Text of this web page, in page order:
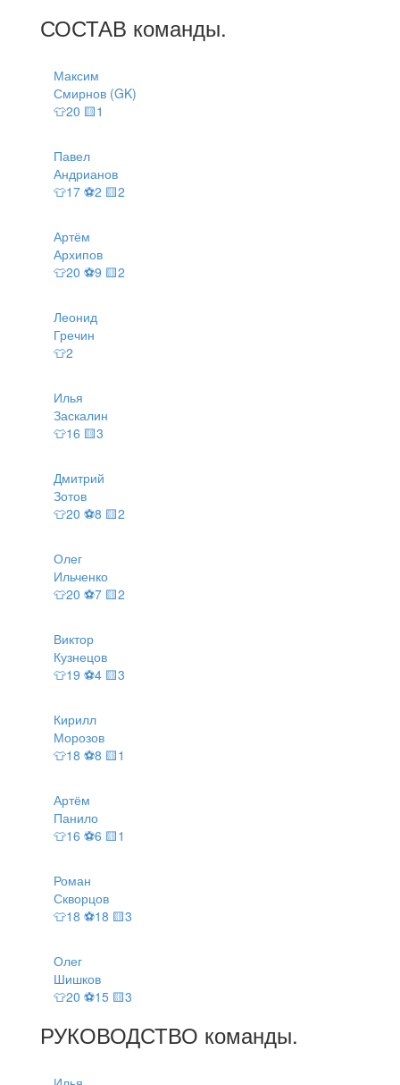
СОСТАВ команды.
Максим
Смирнов (GK)
👕20 🟨1
Павел
Андрианов
👕17 ⚽2 🟨2
Артём
Архипов
👕20 ⚽9 🟨2
Леонид
Гречин
👕2
Илья
Заскалин
👕16 🟨3
Дмитрий
Зотов
👕20 ⚽8 🟨2
Олег
Ильченко
👕20 ⚽7 🟨2
Виктор
Кузнецов
👕19 ⚽4 🟨3
Кирилл
Морозов
👕18 ⚽8 🟨1
Артём
Панило
👕16 ⚽6 🟨1
Роман
Скворцов
👕18 ⚽18 🟨3
Олег
Шишков
👕20 ⚽15 🟨3
РУКОВОДСТВО команды.